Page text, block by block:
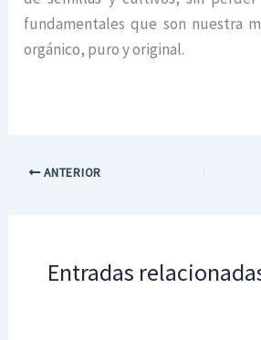
fundamentales que son nuestra
orgánico, puro y original.
ANTERIOR
Entradas